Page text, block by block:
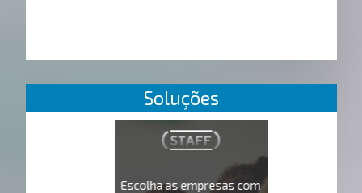
Soluções
Escolha as empresas com